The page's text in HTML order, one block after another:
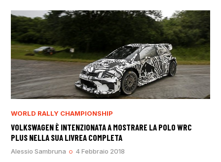
WORLD RALLY CHAMPIONSHIP
VOLKSWAGEN È INTENZIONATA A MOSTRARE LA POLO WRC
PLUS NELLA SUA LIVREA COMPLETA
Alessio Sambruna 4 Febbraio 2018